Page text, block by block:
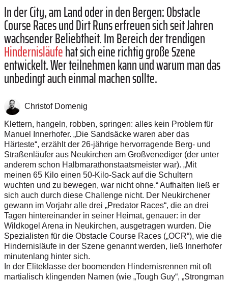
In der City, am Land oder in den Bergen: Obstacle
Course Races und Dirt Runs erfreuen sich seit Jahren
wachsender Beliebtheit. Im Bereich der trendigen
Hindernisläufehat sich eine richtig große Szene
entwickelt. Wer teilnehmen kann und warum man das
unbedingt auch einmal machen sollte.
Christof Domenig
Klettern, hangeln, robben, springen: alles kein Problem für
Manuel Innerhofer. „Die Sandsäcke waren aber das
Härteste“, erzählt der 26-jährige hervorragende Berg- und
Straßenläufer aus Neukirchen am Großvenediger (der unter
anderem schon Halbmarathonstaatsmeister war). „Mit
meinen 65 Kilo einen 50-Kilo-Sack auf die Schultern
wuchten und zu bewegen, war nicht ohne.“ Aufhalten ließ er
sich auch durch diese Challenge nicht. Der Neukirchener
gewann im Vorjahr alle drei „Predator Races“, die an drei
Tagen hintereinander in seiner Heimat, genauer: in der
Wildkogel Arena in Neukirchen, ausgetragen wurden. Die
Spezialisten für die Obstacle Course Races („OCR“), wie die
Hindernisläufe in der Szene genannt werden, ließ Innerhofer
minutenlang hinter sich.
In der Eliteklasse der boomenden Hindernisrennen mit oft
martialisch klingenden Namen (wie „Tough Guy“, „Strongman